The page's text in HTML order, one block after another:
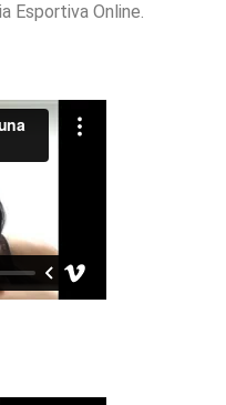
Esportiva Online.